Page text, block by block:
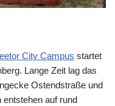
City Campus startet
Lange Zeit lag das
Ostendstraße und
auf rund